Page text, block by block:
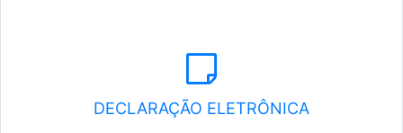
DECLARAÇÃO ELETRÔNICA